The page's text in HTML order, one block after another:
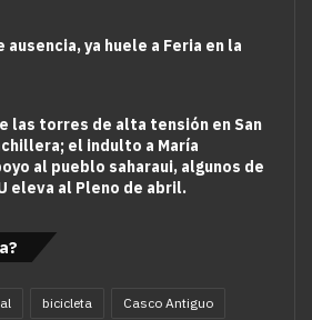
ausencia, ya huele a Feria en la
las torres de alta tensión en San
el indulto a María
al pueblo saharaui, algunos de
eleva al Pleno de abril.
bicicleta Casco Antiguo